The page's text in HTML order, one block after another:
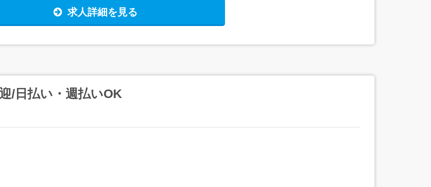
求人詳細を見る
/日払い・週払いOK